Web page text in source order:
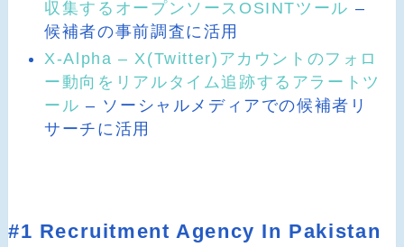
収集するオープンソースOSINTツール –
候補者の事前調査に活用
X-Alpha – X(Twitter)アカウントのフォロ
ー動向をリアルタイム追跡するアラートツ
ール – ソーシャルメディアでの候補者リ
サーチに活用
#1 Recruitment Agency In Pakistan